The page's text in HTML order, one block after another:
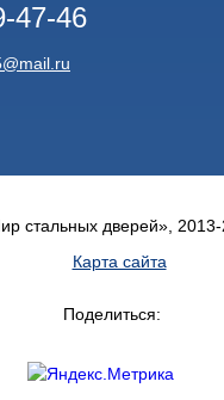
47-46
стальных дверей», 2013-
Карта сайта
Поделиться: